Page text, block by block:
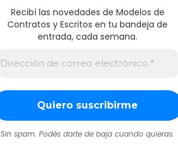
Recibí las novedades de Modelos de
Contratos y Escritos en tu bandeja de
entrada, cada semana.
Sin spam. Podés darte de baja cuando quieras.